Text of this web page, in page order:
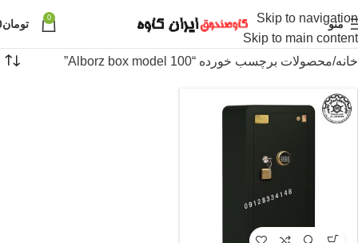
Skip to navigation
Skip to main content
منو 0 تومان
خانه محصولات برچسب خورده “Alborz box model 100”